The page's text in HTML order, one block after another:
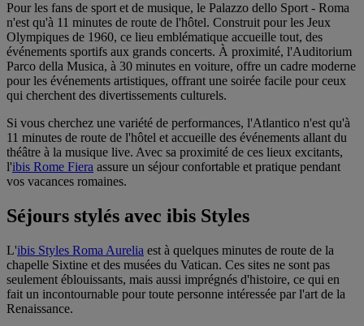
Pour les fans de sport et de musique, le Palazzo dello Sport - Roma
n'est qu'à 11 minutes de route de l'hôtel. Construit pour les Jeux
Olympiques de 1960, ce lieu emblématique accueille tout, des
événements sportifs aux grands concerts. À proximité, l'Auditorium
Parco della Musica, à 30 minutes en voiture, offre un cadre moderne
pour les événements artistiques, offrant une soirée facile pour ceux
qui cherchent des divertissements culturels.
Si vous cherchez une variété de performances, l'Atlantico n'est qu'à
11 minutes de route de l'hôtel et accueille des événements allant du
théâtre à la musique live. Avec sa proximité de ces lieux excitants,
l'ibis Rome Fiera assure un séjour confortable et pratique pendant
vos vacances romaines.
Séjours stylés avec ibis Styles
L'ibis Styles Roma Aurelia est à quelques minutes de route de la
chapelle Sixtine et des musées du Vatican. Ces sites ne sont pas
seulement éblouissants, mais aussi imprégnés d'histoire, ce qui en
fait un incontournable pour toute personne intéressée par l'art de la
Renaissance.